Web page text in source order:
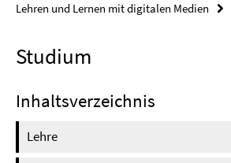
Lehren und Lernen mit digitalen Medien
Studium
Inhaltsverzeichnis
Lehre